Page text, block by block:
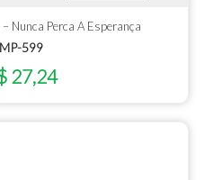
Nunca Perca A Esperança
MP-599
27,24